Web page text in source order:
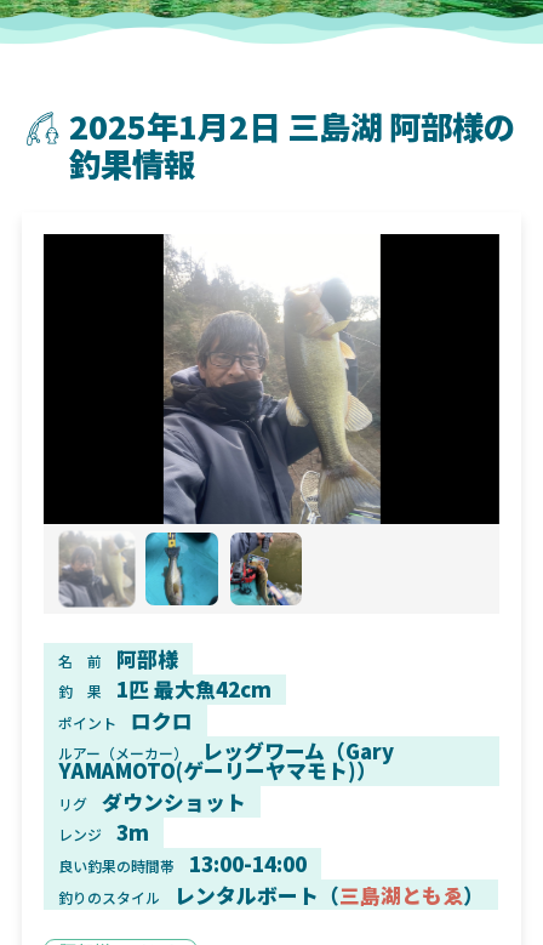
2025年1月2日 三島湖 阿部様の
釣果情報
名 前 阿部様
釣 果 1匹 最大魚42cm
ポイント ロクロ
ルアー（メーカー） レッグワーム（Gary
YAMAMOTO(ゲーリーヤマモト)）
リグ ダウンショット
レンジ 3m
良い釣果の時間帯 13:00-14:00
釣りのスタイル レンタルボート（三島湖ともゑ）